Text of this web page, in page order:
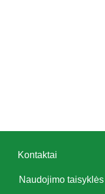
Kontaktai
Naudojimo taisyklės